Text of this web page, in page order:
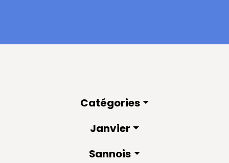
Catégories
Janvier
Sannois